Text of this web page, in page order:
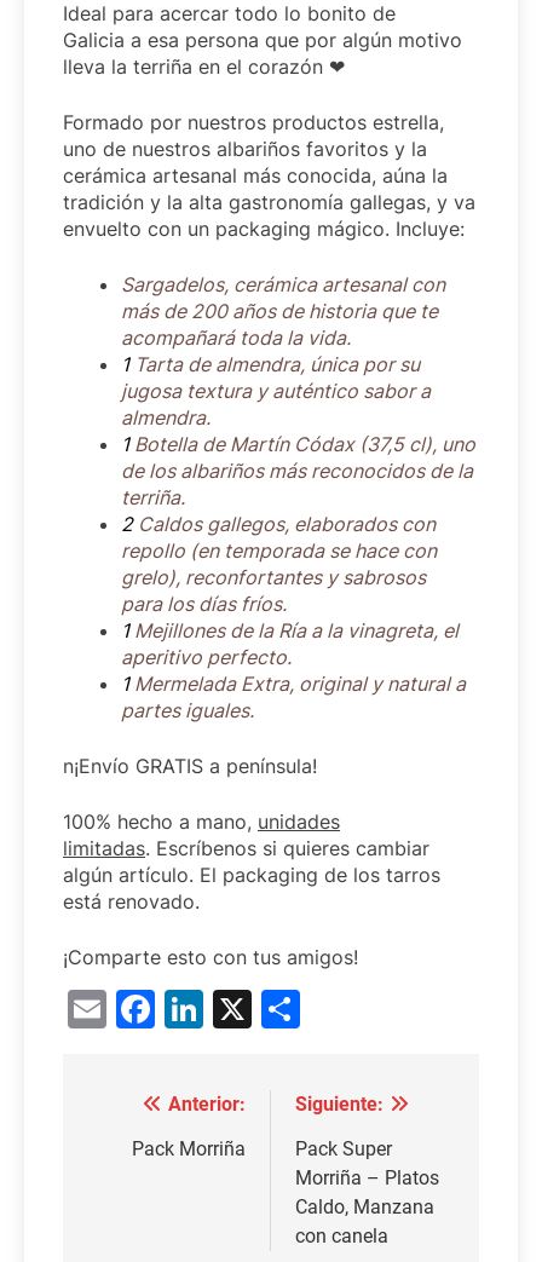
Ideal para acercar todo lo bonito de
Galicia a esa persona que por algún motivo
lleva la terriña en el corazón ❤
Formado por nuestros productos estrella,
uno de nuestros albariños favoritos y la
cerámica artesanal más conocida, aúna la
tradición y la alta gastronomía gallegas, y va
envuelto con un packaging mágico. Incluye:
Sargadelos, cerámica artesanal con
más de 200 años de historia que te
acompañará toda la vida.
1 Tarta de almendra, única por su
jugosa textura y auténtico sabor a
almendra.
1 Botella de Martín Códax (37,5 cl), uno
de los albariños más reconocidos de la
terriña.
2 Caldos gallegos, elaborados con
repollo (en temporada se hace con
grelo), reconfortantes y sabrosos
para los días fríos.
1 Mejillones de la Ría a la vinagreta, el
aperitivo perfecto.
1 Mermelada Extra, original y natural a
partes iguales.
n¡Envío GRATIS a península!
100% hecho a mano, unidades
limitadas. Escríbenos si quieres cambiar
algún artículo. El packaging de los tarros
está renovado.
¡Comparte esto con tus amigos!
EmailFacebook
LinkedIn
X
Navegación
Anterior:
Pack Morriña
Siguiente:
Pack Super
Morriña – Platos
Caldo, Manzana
con canela